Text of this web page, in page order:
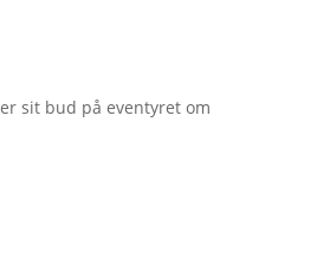
sit bud på eventyret om